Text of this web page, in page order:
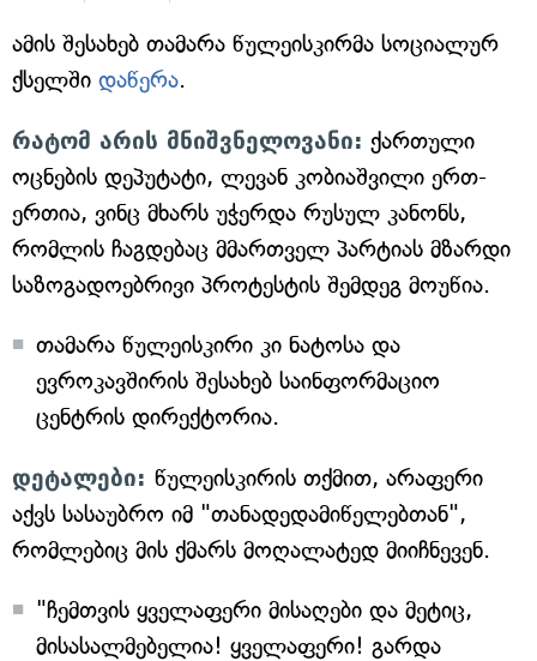
ამის შესახებ თამარა წულეისკირმა სოციალურ
ქსელში დაწერა.
რატომ არის მნიშვნელოვანი: ქართული
ოცნების დეპუტატი, ლევან კობიაშვილი ერთ-
ერთია, ვინც მხარს უჭერდა რუსულ კანონს,
რომლის ჩაგდებაც მმართველ პარტიას მზარდი
საზოგადოებრივი პროტესტის შემდეგ მოუწია.
თამარა წულეისკირი კი ნატოსა და
ევროკავშირის შესახებ საინფორმაციო
ცენტრის დირექტორია.
დეტალები: წულეისკირის თქმით, არაფერი
აქვს სასაუბრო იმ "თანადედამიწელებთან",
რომლებიც მის ქმარს მოღალატედ მიიჩნევენ.
"ჩემთვის ყველაფერი მისაღები და მეტიც,
მისასალმებელია! ყველაფერი! გარდა